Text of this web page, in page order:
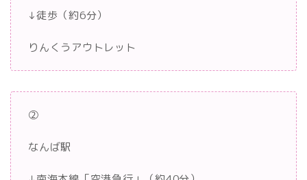
↓徒歩（約6分）
りんくうアウトレット
②
なんば駅